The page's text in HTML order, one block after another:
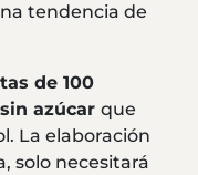
tendencia de
de 100
azúcar que
La elaboración
solo necesitará